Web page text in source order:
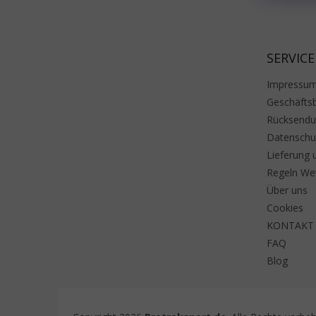
SERVICE
Lieferung
Regeln
Über uns
Cookies
KONTAKT
FAQ
Blog